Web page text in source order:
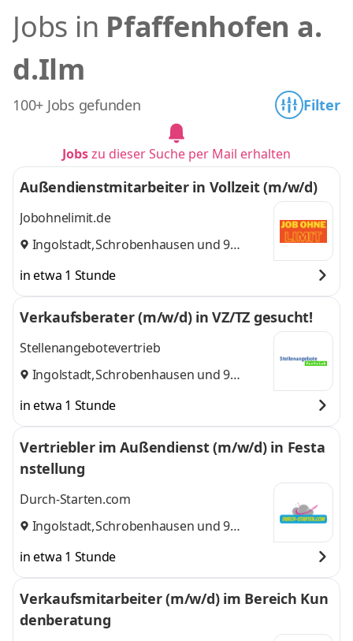
Jobs in Pfaffenhofen a.
d.Ilm
100+ Jobs gefunden Filter
Jobszu dieser Suche per Mail erhalten
Außendienstmitarbeiter in Vollzeit (m/w/d)
Jobohnelimit.de
Ingolstadt,Schrobenhausen und 9
in etwa 1 Stunde
Verkaufsberater (m/w/d) in VZ/TZ gesucht!
Stellenangebotevertrieb
Ingolstadt,Schrobenhausen und 9
in etwa 1 Stunde
Vertriebler im Außendienst (m/w/d) in Festa
nstellung
Durch-Starten.com
Ingolstadt,Schrobenhausen und 9
in etwa 1 Stunde
Verkaufsmitarbeiter (m/w/d) im Bereich Kun
denberatung